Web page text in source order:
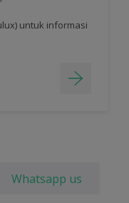
untuk informasi
Whatsapp us